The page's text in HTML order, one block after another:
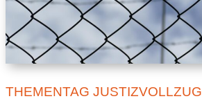
THEMENTAG JUSTIZVOLLZUG